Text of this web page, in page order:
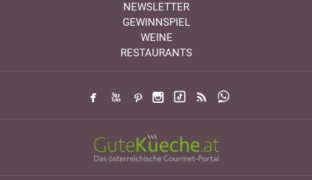
NEWSLETTER
GEWINNSPIEL
WEINE
RESTAURANTS